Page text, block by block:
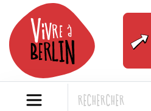
content